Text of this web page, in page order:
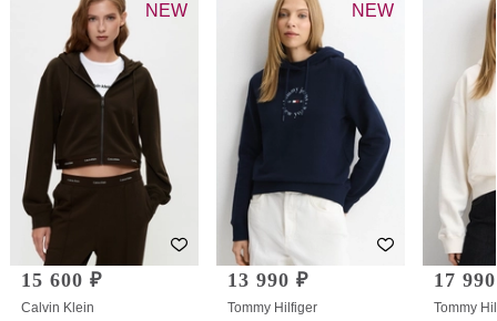
NEW
15 600 ₽
Calvin Klein
NEW
13 990 ₽
Tommy Hilfiger
17
Tommy